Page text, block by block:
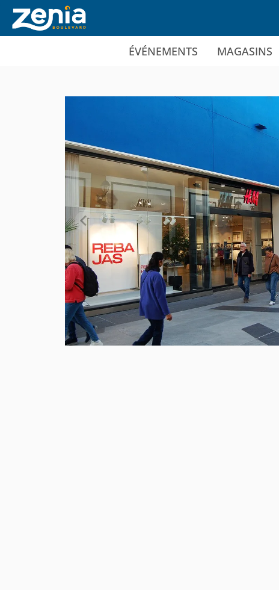
Ir al contenido principal
ÉVÉNEMENTS MAGASINS